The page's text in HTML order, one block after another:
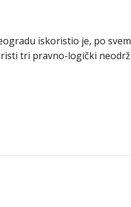
iskoristio je, po
tri pravno-logički